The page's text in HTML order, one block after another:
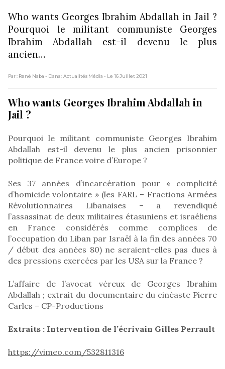
Who wants Georges Ibrahim Abdallah in Jail ?
Pourquoi le militant communiste Georges
Ibrahim Abdallah est-il devenu le plus
ancien…
Par : René Naba - Dans : Actualités Média - Le 16 Juillet 2021
Who wants Georges Ibrahim Abdallah in
Jail ?
Pourquoi le militant communiste Georges Ibrahim
Abdallah est-il devenu le plus ancien prisonnier
politique de France voire d’Europe ?
Ses 37 années d’incarcération pour « complicité
d’homicide volontaire » (les FARL – Fractions Armées
Révolutionnaires Libanaises – a revendiqué
l’assassinat de deux militaires étasuniens et israéliens
en France considérés comme complices de
l’occupation du Liban par Israël à la fin des années 70
/ début des années 80) ne seraient-elles pas dues à
des pressions exercées par les USA sur la France ?
L’affaire de l’avocat véreux de Georges Ibrahim
Abdallah ; extrait du documentaire du cinéaste Pierre
Carles – CP-Productions
Extraits : Intervention de l’écrivain Gilles Perrault
https://vimeo.com/532811316